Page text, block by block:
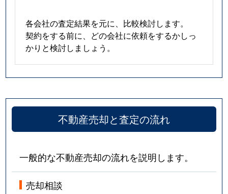
各会社の査定結果を元に、比較検討します。
契約をする前に、どの会社に依頼をするかしっ
かりと検討しましょう。
不動産売却と査定の流れ
一般的な不動産売却の流れを説明します。
売却相談